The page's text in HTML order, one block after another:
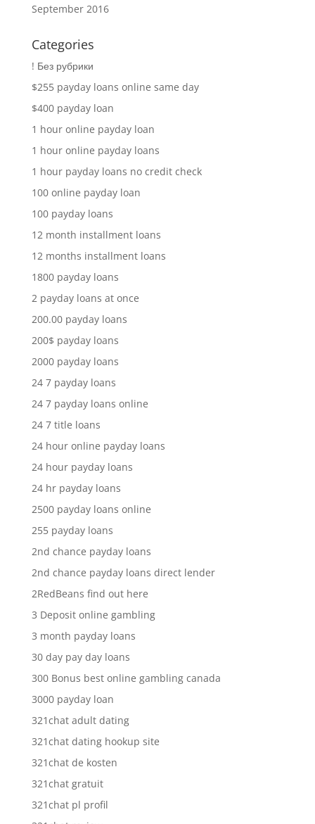
September 2016
Categories
! Без рубрики
$255 payday loans online same day
$400 payday loan
1 hour online payday loan
1 hour online payday loans
1 hour payday loans no credit check
100 online payday loan
100 payday loans
12 month installment loans
12 months installment loans
1800 payday loans
2 payday loans at once
200.00 payday loans
200$ payday loans
2000 payday loans
24 7 payday loans
24 7 payday loans online
24 7 title loans
24 hour online payday loans
24 hour payday loans
24 hr payday loans
2500 payday loans online
255 payday loans
2nd chance payday loans
2nd chance payday loans direct lender
2RedBeans find out here
3 Deposit online gambling
3 month payday loans
30 day pay day loans
300 Bonus best online gambling canada
3000 payday loan
321chat adult dating
321chat dating hookup site
321chat de kosten
321chat gratuit
321chat pl profil